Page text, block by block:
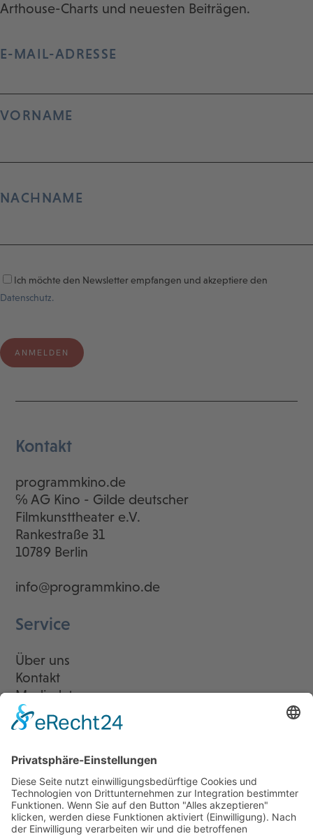
Arthouse-Charts und neuesten Beiträgen.
E-MAIL-ADRESSE
VORNAME
NACHNAME
Ich möchte den Newsletter empfangen und akzeptiere den
Datenschutz.
Kontakt
programmkino.de
℅ AG Kino - Gilde deutscher
Filmkunsttheater e.V.
Rankestraße 31
10789 Berlin
info@programmkino.de
Service
Über uns
Kontakt
Mediadaten
Newsletter
LogIn
Legal
Impressum
Datenschutzerklärung